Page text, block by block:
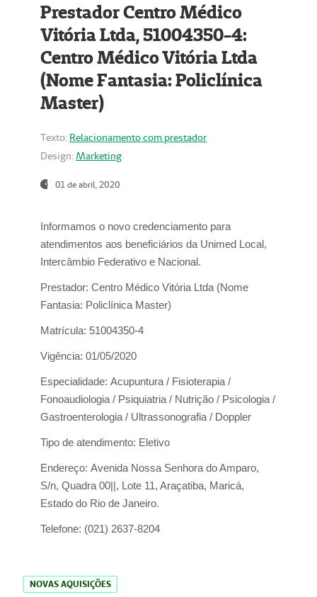
Prestador Centro Médico
Vitória Ltda, 51004350-4:
Centro Médico Vitória Ltda
(Nome Fantasia: Policlínica
Master)
Texto: Relacionamento com prestador
Design: Marketing
01 de abril, 2020
Informamos o novo credenciamento para
atendimentos aos beneficiários da Unimed Local,
Intercâmbio Federativo e Nacional.
Prestador: Centro Médico Vitória Ltda (Nome
Fantasia: Policlínica Master)
Matrícula: 51004350-4
Vigência: 01/05/2020
Especialidade: Acupuntura / Fisioterapia /
Fonoaudiologia / Psiquiatria / Nutrição / Psicologia /
Gastroenterologia / Ultrassonografia / Doppler
Tipo de atendimento: Eletivo
Endereço: Avenida Nossa Senhora do Amparo,
S/n, Quadra 00||, Lote 11, Araçatiba, Maricá,
Estado do Rio de Janeiro.
Telefone: (021) 2637-8204
NOVAS AQUISIÇÕES